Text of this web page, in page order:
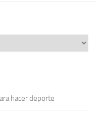
hacer deporte